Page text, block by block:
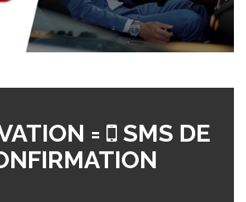
=
SMS DE